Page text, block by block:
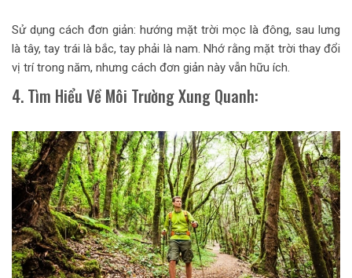
Sử dụng cách đơn giản: hướng mặt trời mọc là đông, sau lưng
là tây, tay trái là bắc, tay phải là nam. Nhớ rằng mặt trời thay đổi
vị trí trong năm, nhưng cách đơn giản này vẫn hữu ích.
4. Tìm Hiểu Về Môi Trường Xung Quanh: